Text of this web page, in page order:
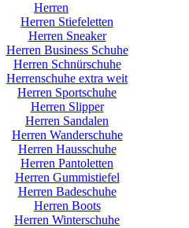
Herren
Herren Stiefeletten
Herren Sneaker
Herren Business Schuhe
Herren Schnürschuhe
Herrenschuhe extra weit
Herren Sportschuhe
Herren Slipper
Herren Sandalen
Herren Wanderschuhe
Herren Hausschuhe
Herren Pantoletten
Herren Gummistiefel
Herren Badeschuhe
Herren Boots
Herren Winterschuhe